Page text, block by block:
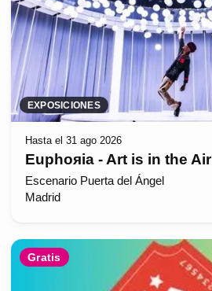
EXPOSICIONES
Hasta el 31 ago 2026
Euphoяia - Art is in the Air
Escenario Puerta del Ángel
Madrid
Gratis